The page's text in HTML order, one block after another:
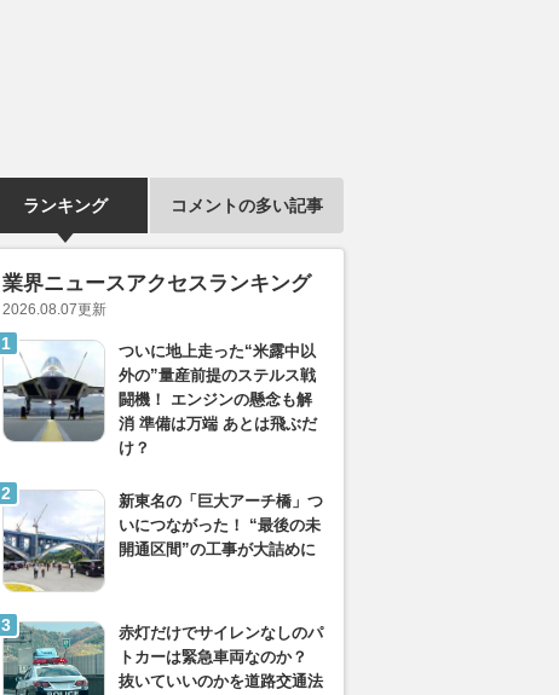
ランキング コメントの多い記事
業界ニュースアクセスランキング
2026.08.07更新
ついに地上走った“米露中以
外の”量産前提のステルス戦
闘機！ エンジンの懸念も解
消 準備は万端 あとは飛ぶだ
け？
新東名の「巨大アーチ橋」つ
いにつながった！ “最後の未
開通区間”の工事が大詰めに
赤灯だけでサイレンなしのパ
トカーは緊急車両なのか？
抜いていいのかを道路交通法